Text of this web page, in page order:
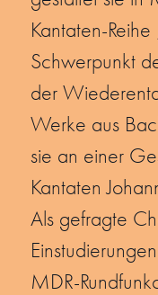
Kantaten-
Schwerpunkt
der
Werke aus
sie an einer
Kantaten
Als gefragte
MDR-